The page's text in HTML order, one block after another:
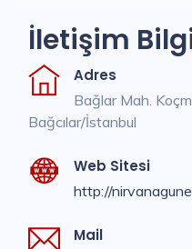
İletişim
Adres
Bağlar Mah.
Bağcılar/İstanbul
Web Sitesi
http://
Mail